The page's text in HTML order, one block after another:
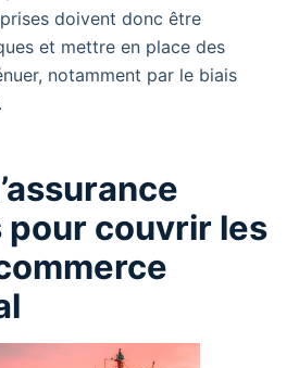
doivent donc être
et mettre en place des
notamment par le biais
couvrir les